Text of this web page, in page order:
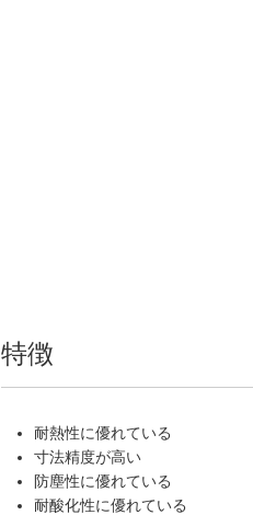
特徴
耐熱性に優れている
寸法精度が高い
防塵性に優れている
耐酸化性に優れている